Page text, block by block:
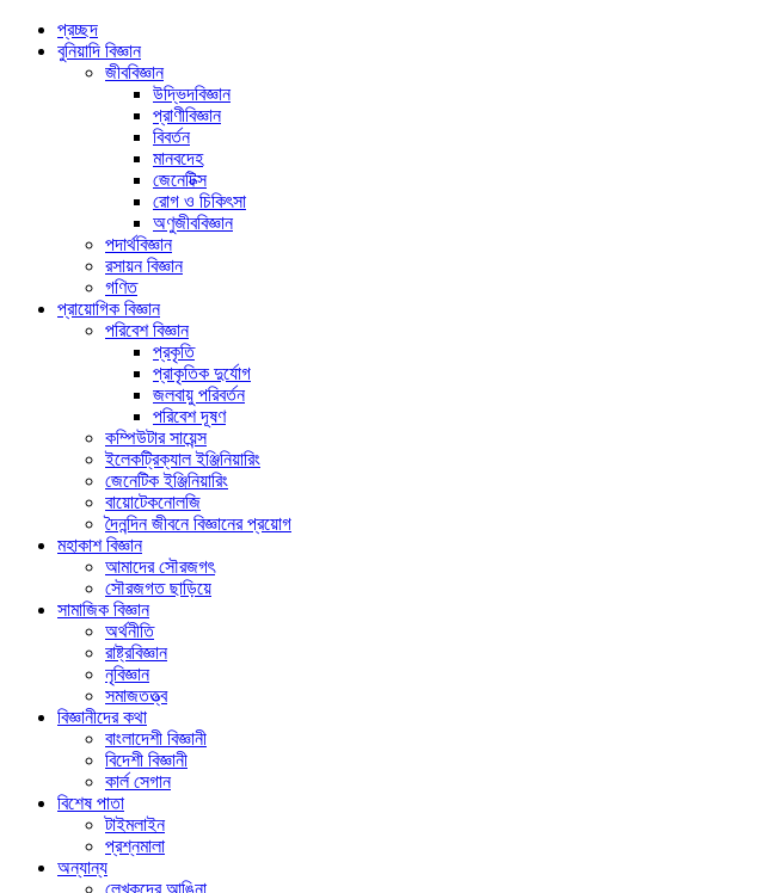
প্রচ্ছদ
বুনিয়াদি বিজ্ঞান
জীববিজ্ঞান
উদ্ভিদবিজ্ঞান
প্রাণীবিজ্ঞান
বিবর্তন
মানবদেহ
জেনেটিক্স
রোগ ও চিকিৎসা
অণুজীববিজ্ঞান
পদার্থবিজ্ঞান
রসায়ন বিজ্ঞান
গণিত
প্রায়োগিক বিজ্ঞান
পরিবেশ বিজ্ঞান
প্রকৃতি
প্রাকৃতিক দুর্যোগ
জলবায়ু পরিবর্তন
পরিবেশ দূষণ
কম্পিউটার সায়েন্স
ইলেকট্রিক্যাল ইঞ্জিনিয়ারিং
জেনেটিক ইঞ্জিনিয়ারিং
বায়োটেকনোলজি
দৈনন্দিন জীবনে বিজ্ঞানের প্রয়োগ
মহাকাশ বিজ্ঞান
আমাদের সৌরজগৎ
সৌরজগত ছাড়িয়ে
সামাজিক বিজ্ঞান
অর্থনীতি
রাষ্ট্রবিজ্ঞান
নৃবিজ্ঞান
সমাজতত্ত্ব
বিজ্ঞানীদের কথা
বাংলাদেশী বিজ্ঞানী
বিদেশী বিজ্ঞানী
কার্ল সেগান
বিশেষ পাতা
টাইমলাইন
প্রশ্নমালা
অন্যান্য
লেখকদের আঙিনা